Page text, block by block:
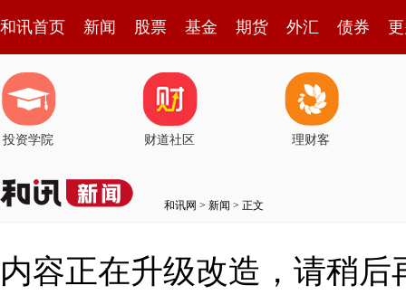
和讯首页 新闻 股票 基金 期货 外汇 债券
投资学院 财道社区 理财客
和讯网 > 新闻 > 正文
内容正在升级改造，请稍后